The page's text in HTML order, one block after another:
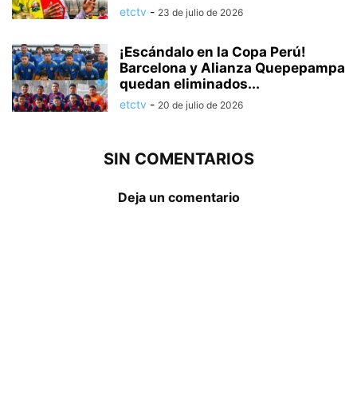
etctv - 23 de julio de 2026
¡Escándalo en la Copa Perú!
Barcelona y Alianza Quepepampa
quedan eliminados...
etctv - 20 de julio de 2026
SIN COMENTARIOS
Deja un comentario